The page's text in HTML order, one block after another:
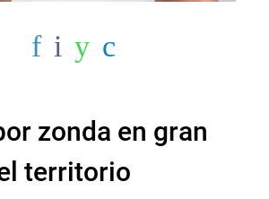
zonda en gran
territorio